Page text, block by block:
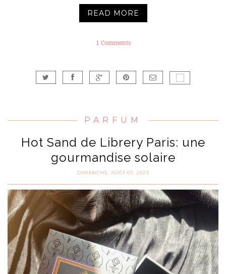
READ MORE
1 Comments
PARFUM
Hot Sand de Librery Paris: une
gourmandise solaire
DIMANCHE, AOÛT 03, 2025